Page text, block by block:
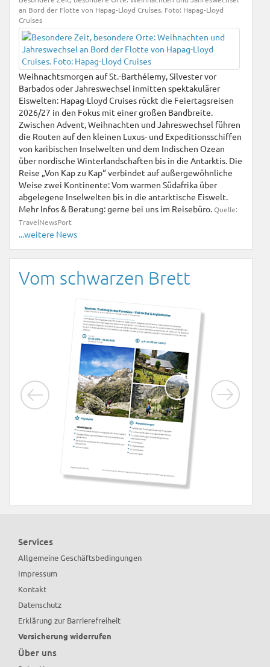
Hotel Mallorca in Cala Major (Palma de
Mallorca)
für 7 Tage im Doppelzimmer + Nur Übernachtung
ab 444 € p.P. inkl. Flug
Toskana | Italien
Hotel Toskana in Montecatini Terme
für 7 Tage im Doppelzimmer + Nur Übernachtung
p.P. inkl. Flug
Chalkidiki | Griechenland
Hotel Chalkidiki in Chaniotis (Pefkochori)
für 7 Tage im Doppelzimmer + Halbpension
an Bord der Flotte von Hapag-Lloyd Cruises. Foto: Hapag-Lloyd
Cruises
Weihnachtsmorgen auf St.-Barthélemy, Silvester vor
Barbados oder Jahreswechsel inmitten spektakulärer
Eiswelten: Hapag-Lloyd Cruises rückt die Feiertagsreisen
2026/27 in den Fokus mit einer großen Bandbreite.
Zwischen Advent, Weihnachten und Jahreswechsel führen
die Routen auf den kleinen Luxus- und Expeditionsschiffen
von karibischen Inselwelten und dem Indischen Ozean
über nordische Winterlandschaften bis in die Antarktis. Die
Reise „Von Kap zu Kap“ verbindet auf außergewöhnliche
Weise zwei Kontinente: Vom warmen Südafrika über
abgelegene Inselwelten bis in die antarktische Eiswelt.
Mehr Infos & Beratung: gerne bei uns im Reisebüro.Quelle:
TravelNewsPort
...weitere News
Vom schwarzen Brett
Services
Allgemeine Geschäftsbedingungen
Impressum
Kontakt
Datenschutz
Erklärung zur Barrierefreiheit
Versicherung widerrufen
Über uns